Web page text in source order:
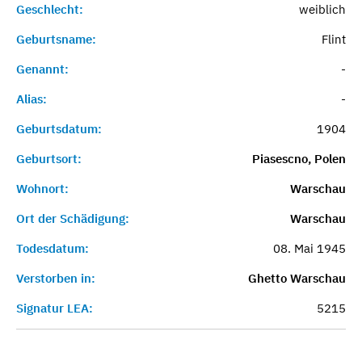
Geschlecht:
weiblich
Geburtsname:
Flint
Genannt:
-
Alias:
-
Geburtsdatum:
1904
Geburtsort:
Piasescno, Polen
Wohnort:
Warschau
Ort der Schädigung:
Warschau
Todesdatum:
08. Mai 1945
Verstorben in:
Ghetto Warschau
Signatur LEA:
5215